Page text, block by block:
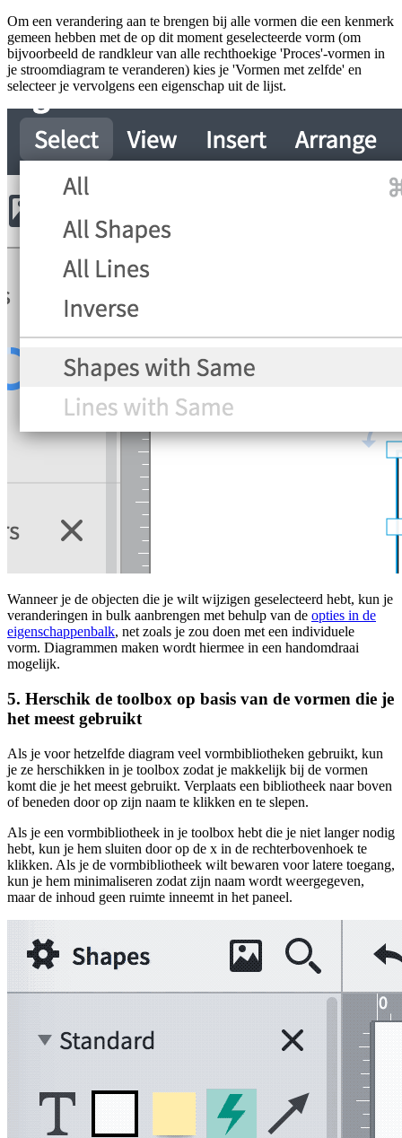
Om een verandering aan te brengen bij alle vormen die een kenmerk
gemeen hebben met de op dit moment geselecteerde vorm (om
bijvoorbeeld de randkleur van alle rechthoekige 'Proces'-vormen in
je stroomdiagram te veranderen) kies je 'Vormen met zelfde' en
selecteer je vervolgens een eigenschap uit de lijst.
Wanneer je de objecten die je wilt wijzigen geselecteerd hebt, kun je
veranderingen in bulk aanbrengen met behulp van de opties in de
eigenschappenbalk, net zoals je zou doen met een individuele
vorm. Diagrammen maken wordt hiermee in een handomdraai
mogelijk.
5. Herschik de toolbox op basis van de vormen die je
het meest gebruikt
Als je voor hetzelfde diagram veel vormbibliotheken gebruikt, kun
je ze herschikken in je toolbox zodat je makkelijk bij de vormen
komt die je het meest gebruikt. Verplaats een bibliotheek naar boven
of beneden door op zijn naam te klikken en te slepen.
Als je een vormbibliotheek in je toolbox hebt die je niet langer nodig
hebt, kun je hem sluiten door op de x in de rechterbovenhoek te
klikken. Als je de vormbibliotheek wilt bewaren voor latere toegang,
kun je hem minimaliseren zodat zijn naam wordt weergegeven,
maar de inhoud geen ruimte inneemt in het paneel.